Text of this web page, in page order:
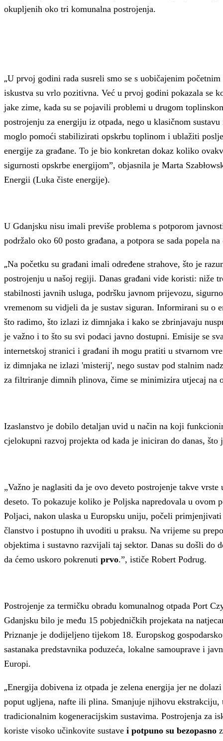
okupljenih oko tri komunalna postrojenja.
„U prvoj godini rada susreli smo se s uobičajenim
iskustva su vrlo pozitivna. Već u prvoj godini pokazala se
jake zime, kada su se pojavili problemi u drugom
postrojenju za energiju iz otpada, nego u klasičnom
moglo pomoći stabilizirati opskrbu toplinom i ublažiti
energije za građane. To je bio konkretan dokaz koliko
sigurnosti opskrbe energijom”, objasnila je Marta
Energii (Luka čiste energije).
U Gdanjsku nisu imali previše problema s potporom
podržalo oko 60 posto građana, a potpora se sada popela
„Na početku su građani imali određene strahove, što je
postrojenju u našoj regiji. Danas građani vide koristi: niže
stabilnosti javnih usluga, podršku javnom prijevozu,
vremenom su vidjeli da je sustav siguran. Informirani su o
što radimo, što izlazi iz dimnjaka i kako se zbrinjavaju
je važno i to što su svi podaci javno dostupni. Emisije se
internetskoj stranici i građani ih mogu pratiti u stvarnom
iz dimnjaka ne izlazi 'misterij', nego sustav pod stalnim
za filtriranje dimnih plinova, čime se minimizira utjecaj na
Izaslanstvo je dobilo detaljan uvid u način na koji
cjelokupni razvoj projekta od kada je iniciran do danas,
„Važno je naglasiti da je ovo deveto postrojenje takve
deseto. To pokazuje koliko je Poljska napredovala u ovom
Poljaci, nakon ulaska u Europsku uniju, počeli
članstvo i postupno ih uvoditi u praksu. Na vrijeme su
objektima i sustavno razvijali taj sektor. Danas su došli do
da ćemo uskoro pokrenuti prvo.”, ističe Robert Podrug.
Postrojenje za termičku obradu komunalnog otpada Port
Gdanjsku bilo je među 15 pobjedničkih projekata na
Priznanje je dodijeljeno tijekom 18. Europskog
sastanaka predstavnika poduzeća, lokalne samouprave i
Europi.
„Energija dobivena iz otpada je zelena energija jer ne
poput ugljena, nafte ili plina. Smanjuje njihovu ekstrakciju,
tradicionalnim kogeneracijskim sustavima. Postrojenja za
koriste visoko učinkovite sustave i potpuno su bezopasno